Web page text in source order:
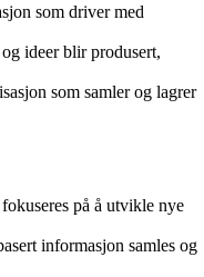
som driver med
ideer blir produsert,
som samler og lagrer
på å utvikle nye
informasjon samles og